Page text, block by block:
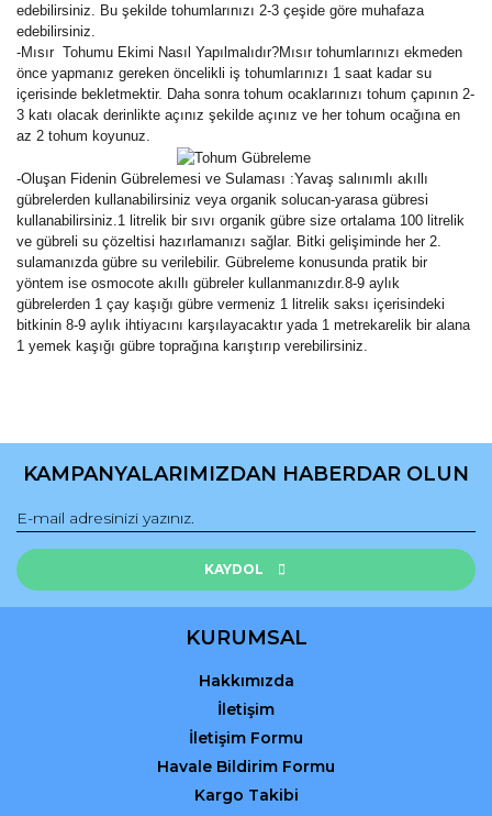
edebilirsiniz. Bu şekilde tohumlarınızı 2-3 çeşide göre muhafaza
edebilirsiniz.
-Mısır Tohumu Ekimi Nasıl Yapılmalıdır?Mısır tohumlarınızı ekmeden
önce yapmanız gereken öncelikli iş tohumlarınızı 1 saat kadar su
içerisinde bekletmektir. Daha sonra tohum ocaklarınızı tohum çapının 2-
3 katı olacak derinlikte açınız şekilde açınız ve her tohum ocağına en
az 2 tohum koyunuz.
-Oluşan Fidenin Gübrelemesi ve Sulaması :Yavaş salınımlı akıllı
gübrelerden kullanabilirsiniz veya organik solucan-yarasa gübresi
kullanabilirsiniz.1 litrelik bir sıvı organik gübre size ortalama 100 litrelik
ve gübreli su çözeltisi hazırlamanızı sağlar. Bitki gelişiminde her 2.
sulamanızda gübre su verilebilir. Gübreleme konusunda pratik bir
yöntem ise osmocote akıllı gübreler kullanmanızdır.8-9 aylık
gübrelerden 1 çay kaşığı gübre vermeniz 1 litrelik saksı içerisindeki
bitkinin 8-9 aylık ihtiyacını karşılayacaktır yada 1 metrekarelik bir alana
1 yemek kaşığı gübre toprağına karıştırıp verebilirsiniz.
konularda yetersiz gördüğünüz noktaları öneri formunu
Görüş ve önerileriniz için teşekkür ederiz.
Ürün resmi kalitesiz, bozuk veya görüntülenemiyor.
Ürün açıklamasında eksik bilgiler bulunuyor.
Ürün fiyatı diğer sitelerden daha pahalı.
Gönder
KAMPANYALARIMIZDAN HABERDAR OLUN
KAYDOL
KURUMSAL
Hakkımızda
İletişim
İletişim Formu
Havale Bildirim Formu
Kargo Takibi